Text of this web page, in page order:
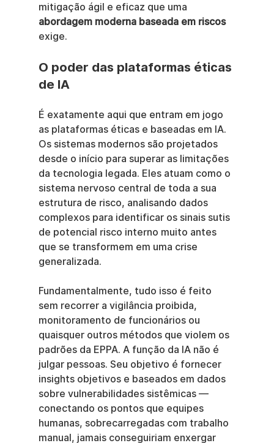
mitigação ágil e eficaz que uma
abordagem moderna baseada em riscos
exige.
O poder das plataformas éticas
de IA
É exatamente aqui que entram em jogo
as plataformas éticas e baseadas em IA.
Os sistemas modernos são projetados
desde o início para superar as limitações
da tecnologia legada. Eles atuam como o
sistema nervoso central de toda a sua
estrutura de risco, analisando dados
complexos para identificar os sinais sutis
de potencial risco interno muito antes
que se transformem em uma crise
generalizada.
Fundamentalmente, tudo isso é feito
sem recorrer a vigilância proibida,
monitoramento de funcionários ou
quaisquer outros métodos que violem os
padrões da EPPA. A função da IA não é
julgar pessoas. Seu objetivo é fornecer
insights objetivos e baseados em dados
sobre vulnerabilidades sistêmicas —
conectando os pontos que equipes
humanas, sobrecarregadas com trabalho
manual, jamais conseguiriam enxergar